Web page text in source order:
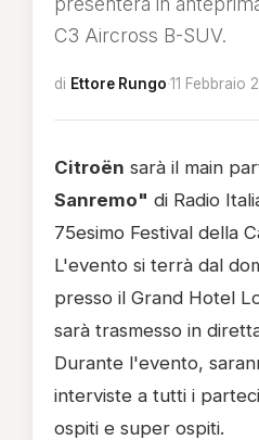
C3 Aircross B-SUV.
di Ettore Rungo·11 Febbraio
Citroën sarà il main
Sanremo" di Radio
75esimo Festival della
L'evento si terrà dal
presso il Grand Hotel
sarà trasmesso in
Durante l'evento,
interviste a tutti i
ospiti e super ospiti.